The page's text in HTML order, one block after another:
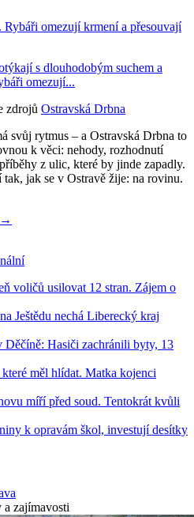
omezují krmení a přesouvají
s dlouhodobým suchem a
omezují...
zdrojů Ostravská Drbna
svůj rytmus – a Ostravská Drbna to
k věci: nehody, rozhodnutí
z ulic, které by jinde zapadly.
jak se v Ostravě žije: na rovinu.
→
voličů usilovat 12 stran. Zájem o
Ještědu nechá Liberecký kraj
Děčíně: Hasiči zachránili byty, 13
měl hlídat. Matka kojenci
míří před soud. Tentokrát kvůli
k opravám škol, investují desítky
a zajímavosti